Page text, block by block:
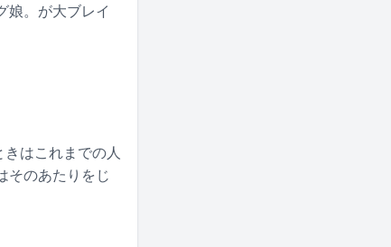
娘。が大ブレイ
はこれまでの人
そのあたりをじ